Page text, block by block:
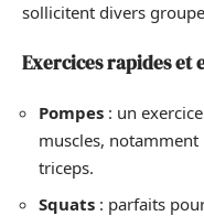
sollicitent divers
Exercices rapides et
Pompes : un
muscles, notamment
triceps.
Squats : parfaits